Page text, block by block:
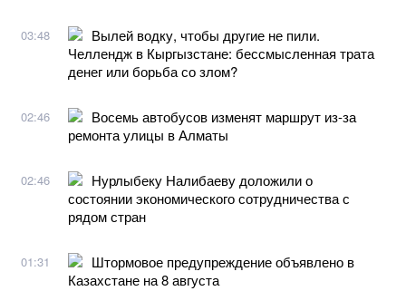
03:48
Вылей водку, чтобы другие не пили.
Челлендж в Кыргызстане: бессмысленная трата
денег или борьба со злом?
02:46
Восемь автобусов изменят маршрут из-за
ремонта улицы в Алматы
02:46
Нурлыбеку Налибаеву доложили о
состоянии экономического сотрудничества с
рядом стран
01:31
Штормовое предупреждение объявлено в
Казахстане на 8 августа